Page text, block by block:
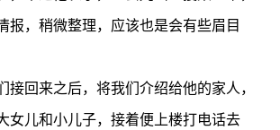
报，稍微整理，应该也是会有些眉目
回来之后，将我们介绍给他的家人，
女儿和小儿子，接着便上楼打电话去